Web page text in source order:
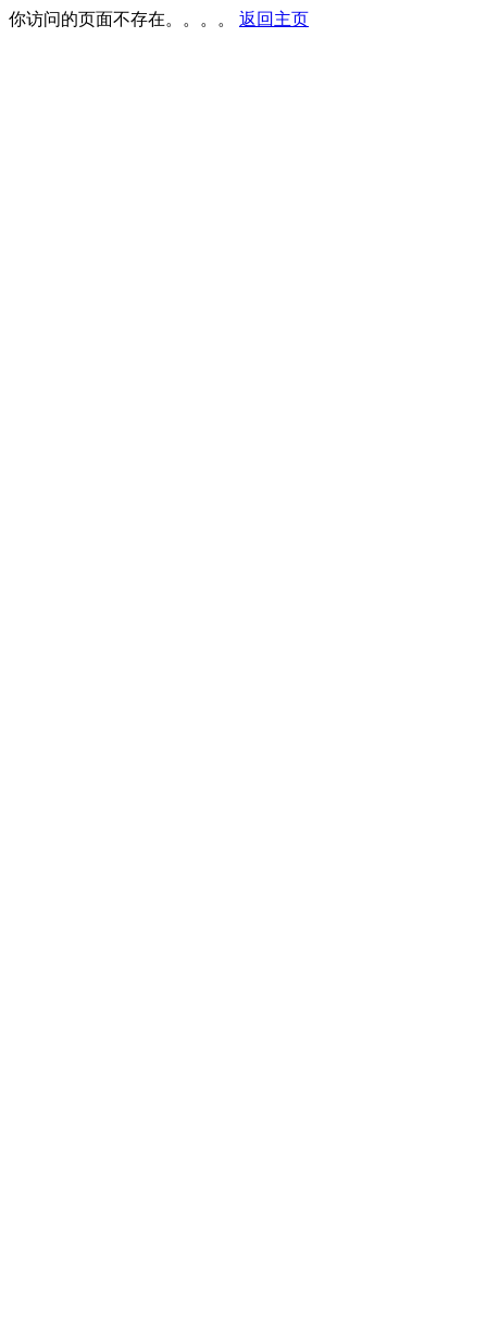
你访问的页面不存在。。。。 返回主页